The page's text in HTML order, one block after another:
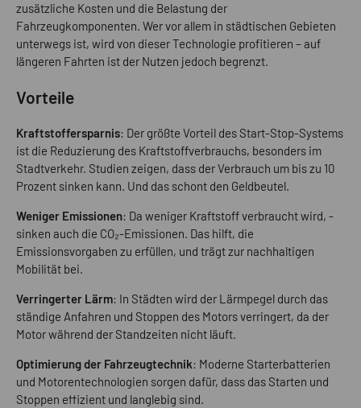
zusätzliche Kosten und die Belastung der
Fahrzeugkomponenten. Wer vor allem in städtischen Gebieten
unterwegs ist, wird von dieser Technologie profitieren – auf
längeren Fahrten ist der Nutzen jedoch begrenzt.
Vorteile
Kraftstoffersparnis: Der größte Vorteil des Start-Stop-Systems
ist die Reduzierung des Kraftstoffverbrauchs, besonders im
Stadtverkehr. Studien zeigen, dass der Verbrauch um bis zu 10
Prozent sinken kann. Und das schont den Geldbeutel.
Weniger Emissionen: Da weniger Kraftstoff verbraucht wird, ­
sinken auch die CO₂-Emissionen. Das hilft, die
Emissionsvorgaben zu erfüllen, und trägt zur nachhaltigen
Mobilität bei.
Verringerter Lärm: In Städten wird der Lärmpegel durch das
ständige Anfahren und Stoppen des Motors verringert, da der
Motor während der Standzeiten nicht läuft.
Optimierung der Fahrzeugtechnik: Moderne Starterbatterien
und Motorentechnologien sorgen dafür, dass das Starten und
Stoppen effizient und langlebig sind.